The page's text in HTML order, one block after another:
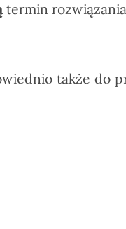
termin
także